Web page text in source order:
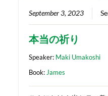
September 3, 2023
本当の祈り
Speaker: Maki Umakoshi
Book:James